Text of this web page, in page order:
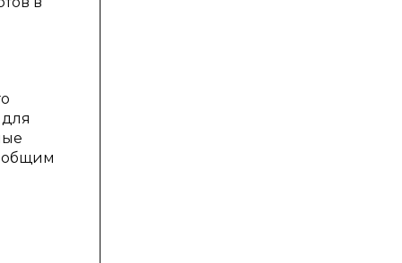
общим